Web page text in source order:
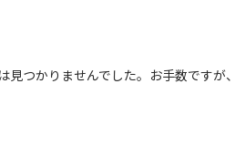
見つかりませんでした。お手数ですが